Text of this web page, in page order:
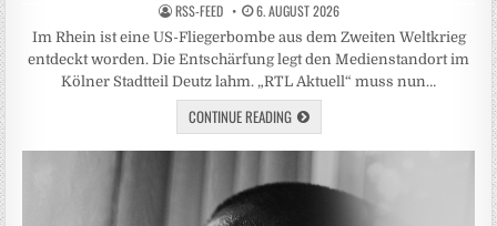
RSS-FEED 6. AUGUST 2026
Im Rhein ist eine US-Fliegerbombe aus dem Zweiten Weltkrieg
entdeckt worden. Die Entschärfung legt den Medienstandort im
Kölner Stadtteil Deutz lahm. „RTL Aktuell“ muss nun…
CONTINUE READING